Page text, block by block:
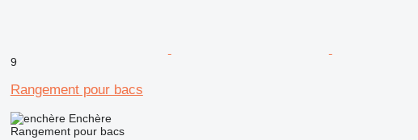
9
Rangement pour bacs
Enchère
Rangement pour bacs